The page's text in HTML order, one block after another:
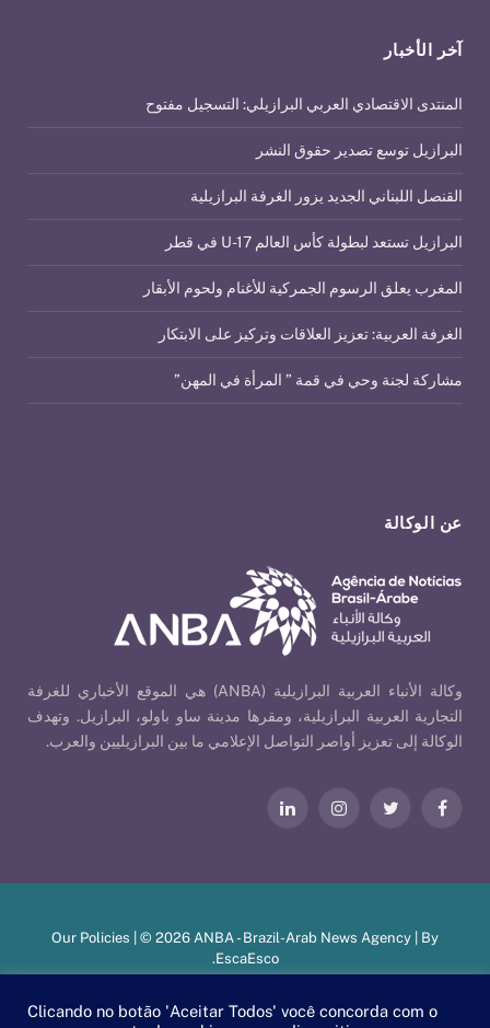
عن الوكالة
وكالة الأنباء العربية البرازيلية (ANBA) هي الموقع الأخباري للغرفة
التجارية العربية البرازيلية، ومقرها مدينة ساو باولو، البرازيل. وتهدف
الوكالة إلى تعزيز أواصر التواصل الإعلامي ما بين البرازيليين والعرب.
فيسبوكتويتر الانستغراملينكدإن
آخر الأخبار
المنتدى الاقتصادي العربي البرازيلي: التسجيل مفتوح
البرازيل توسع تصدير حقوق النشر
القنصل اللبناني الجديد يزور الغرفة البرازيلية
البرازيل تستعد لبطولة كأس العالم U-17 في قطر
المغرب يعلق الرسوم الجمركية للأغنام ولحوم الأبقار
الغرفة العربية: تعزيز العلاقات وتركيز على الابتكار
مشاركة لجنة وحي في قمة ” المرأة في المهن”
Our Policies | © 2026 ANBA - Brazil-Arab News Agency | By
EscaEsco
.
Clicando no botão 'Aceitar Todos' você concorda com o